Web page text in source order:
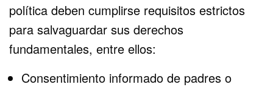
política deben cumplirse requisitos estrictos
para salvaguardar sus derechos
fundamentales, entre ellos:
Consentimiento informado de padres o